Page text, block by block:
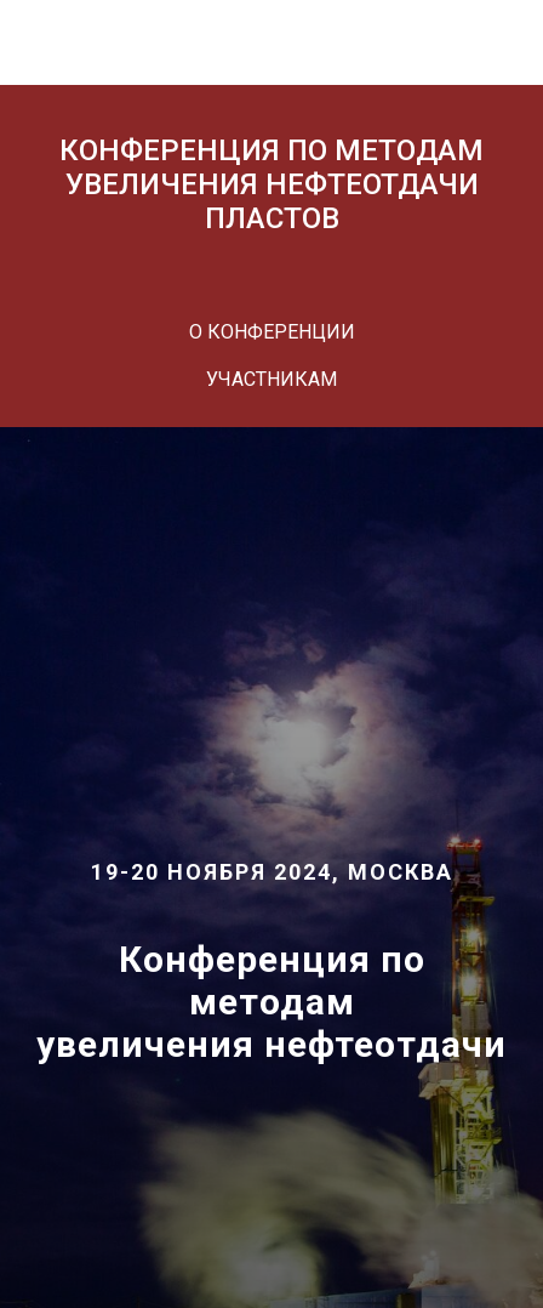
КОНФЕРЕНЦИЯ ПО МЕТОДАМ
УВЕЛИЧЕНИЯ НЕФТЕОТДАЧИ
ПЛАСТОВ
О КОНФЕРЕНЦИИ
УЧАСТНИКАМ
19-20 НОЯБРЯ 2024, МОСКВА
Конференция по
методам
увеличения нефтеотдачи